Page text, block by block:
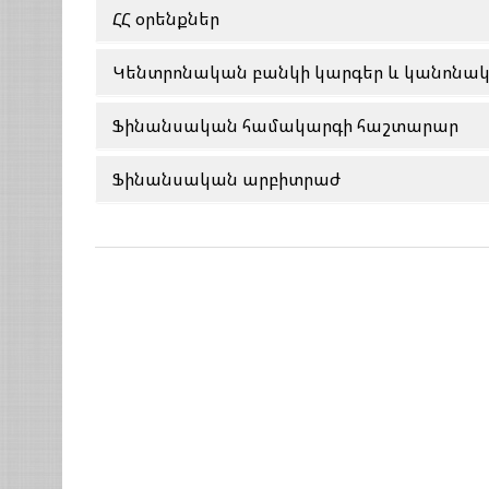
ՀՀ օրենքներ
Կենտրոնական բանկի կարգեր և
Ֆինանսական համակարգի հաշտարար
Ֆինանսական արբիտրաժ